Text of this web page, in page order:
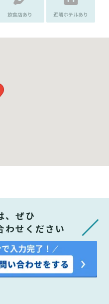
飲食店あり 近隣ホテルあり
、ぜひ
わせください